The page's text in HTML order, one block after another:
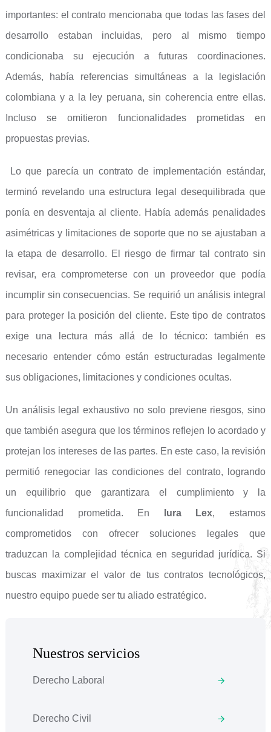
importantes: el contrato mencionaba que todas las fases del
desarrollo estaban incluidas, pero al mismo tiempo
condicionaba su ejecución a futuras coordinaciones.
Además, había referencias simultáneas a la legislación
colombiana y a la ley peruana, sin coherencia entre ellas.
Incluso se omitieron funcionalidades prometidas en
propuestas previas.
Lo que parecía un contrato de implementación estándar,
terminó revelando una estructura legal desequilibrada que
ponía en desventaja al cliente. Había además penalidades
asimétricas y limitaciones de soporte que no se ajustaban a
la etapa de desarrollo. El riesgo de firmar tal contrato sin
revisar, era comprometerse con un proveedor que podía
incumplir sin consecuencias. Se requirió un análisis integral
para proteger la posición del cliente. Este tipo de contratos
exige una lectura más allá de lo técnico: también es
necesario entender cómo están estructuradas legalmente
sus obligaciones, limitaciones y condiciones ocultas.
Un análisis legal exhaustivo no solo previene riesgos, sino
que también asegura que los términos reflejen lo acordado y
protejan los intereses de las partes. En este caso, la revisión
permitió renegociar las condiciones del contrato, logrando
un equilibrio que garantizara el cumplimiento y la
funcionalidad prometida. En
Iura Lex, estamos
comprometidos con ofrecer soluciones legales que
traduzcan la complejidad técnica en seguridad jurídica. Si
buscas maximizar el valor de tus contratos tecnológicos,
nuestro equipo puede ser tu aliado estratégico.
Nuestros servicios
Derecho Laboral
Derecho Civil